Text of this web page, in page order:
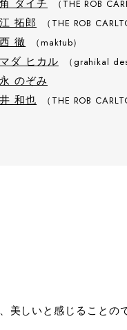
ダイチ （THE ROB
拓郎 （THE ROB
徹 （maktub）
ダ ヒカル （grahikal
のぞみ
和也 （THE ROB
美しいと感じること